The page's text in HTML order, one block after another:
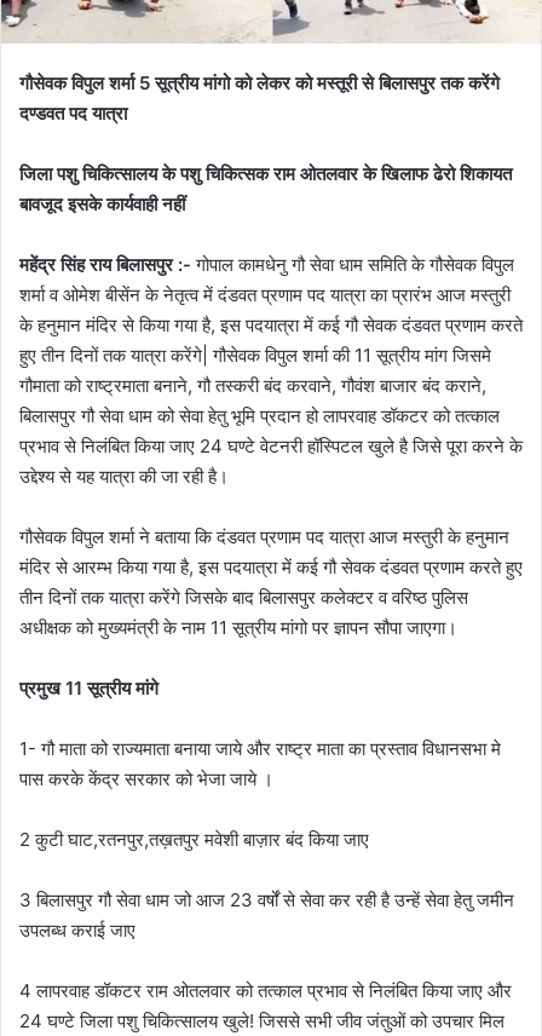
गौसेवक विपुल शर्मा 5 सूत्रीय मांगो को लेकर को मस्तूरी से बिलासपुर तक करेंगे
दण्डवत पद यात्रा
जिला पशु चिकित्सालय के पशु चिकित्सक राम ओतलवार के खिलाफ ढेरो शिकायत
बावजूद इसके कार्यवाही नहीं
महेंद्र सिंह राय बिलासपुर :- गोपाल कामधेनु गौ सेवा धाम समिति के गौसेवक विपुल
शर्मा व ओमेश बीसेंन के नेतृत्व में दंडवत प्रणाम पद यात्रा का प्रारंभ आज मस्तुरी
के हनुमान मंदिर से किया गया है, इस पदयात्रा में कई गौ सेवक दंडवत प्रणाम करते
हुए तीन दिनों तक यात्रा करेंगे| गौसेवक विपुल शर्मा की 11 सूत्रीय मांग जिसमे
गौमाता को राष्ट्रमाता बनाने, गौ तस्करी बंद करवाने, गौवंश बाजार बंद कराने,
बिलासपुर गौ सेवा धाम को सेवा हेतु भूमि प्रदान हो लापरवाह डॉकटर को तत्काल
प्रभाव से निलंबित किया जाए 24 घण्टे वेटनरी हॉस्पिटल खुले है जिसे पूरा करने के
उद्देश्य से यह यात्रा की जा रही है।
गौसेवक विपुल शर्मा ने बताया कि दंडवत प्रणाम पद यात्रा आज मस्तुरी के हनुमान
मंदिर से आरम्भ किया गया है, इस पदयात्रा में कई गौ सेवक दंडवत प्रणाम करते हुए
तीन दिनों तक यात्रा करेंगे जिसके बाद बिलासपुर कलेक्टर व वरिष्ठ पुलिस
अधीक्षक को मुख्यमंत्री के नाम 11 सूत्रीय मांगो पर ज्ञापन सौपा जाएगा।
प्रमुख 11 सूत्रीय मांगे
1- गौ माता को राज्यमाता बनाया जाये और राष्ट्र माता का प्रस्ताव विधानसभा मे
पास करके केंद्र सरकार को भेजा जाये ।
⁠2 कुटी घाट,रतनपुर,तख़तपुर मवेशी बाज़ार बंद किया जाए
3 बिलासपुर गौ सेवा धाम जो आज 23 वर्षों से सेवा कर रही है उन्हें सेवा हेतु जमीन
उपलब्ध कराई जाए
⁠4 लापरवाह डॉकटर राम ओतलवार को तत्काल प्रभाव से निलंबित किया जाए और
24 घण्टे जिला पशु चिकित्सालय खुले! जिससे सभी जीव जंतुओं को उपचार मिल